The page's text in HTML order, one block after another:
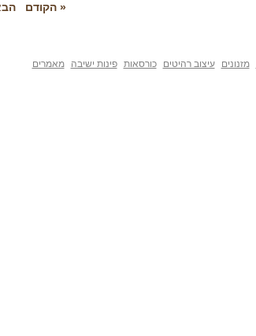
« הקודם
מזנונים עיצוב רהיטים כורסאות פינות ישיבה מאמרים